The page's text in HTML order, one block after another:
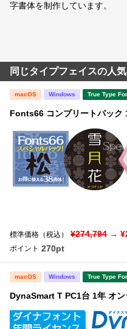
字書体を制作しています。
同じタイプフェイスの人
macOS Windows True Type
Fonts66 コンプリートパック
標準価格（税込） ¥274,794 →
ポイント 270pt
macOS Windows True Type
DynaSmart T PC1台 1年 オ